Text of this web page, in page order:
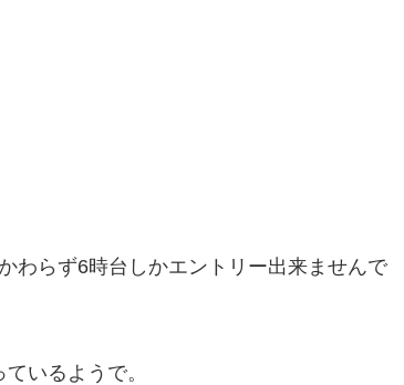
わらず6時台しかエントリー出来ませんで
いるようで。